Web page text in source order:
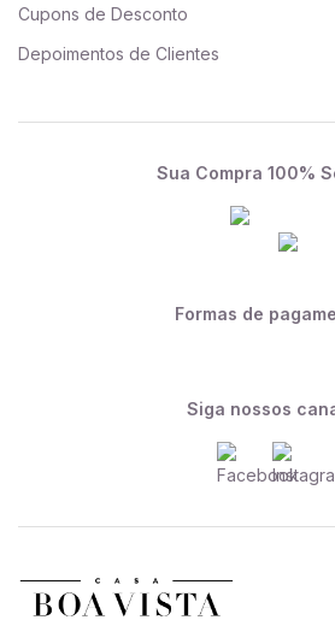
Cupons de Desconto
Depoimentos de Clientes
Sua Compra 100%
Formas de
Siga nossos